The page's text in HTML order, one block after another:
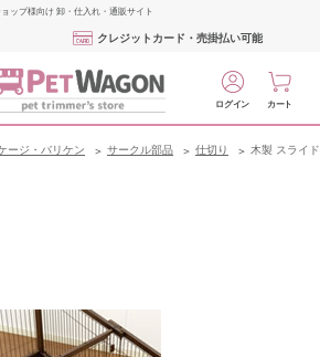
ップ様向け 卸・仕入れ・通販サイト
クレジットカード・売掛払い可能
ログイン カート
ージ・バリケン サークル部品 仕切り 木製 スライ